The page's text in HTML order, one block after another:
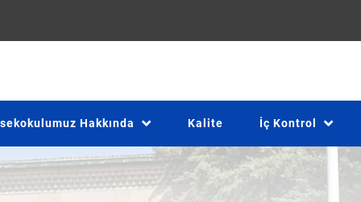
Hakkında Kalite İç Kontrol